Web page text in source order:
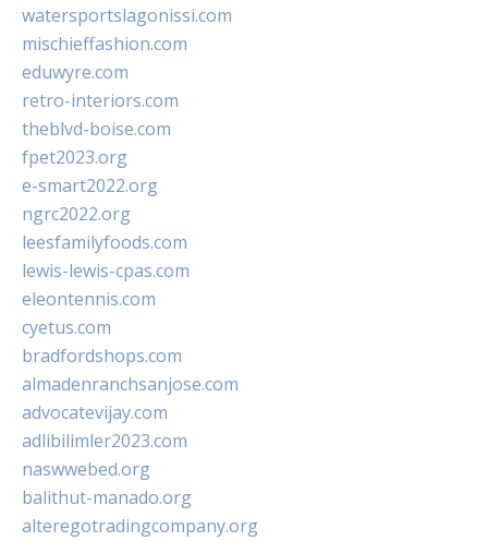
watersportslagonissi.com
mischieffashion.com
eduwyre.com
retro-interiors.com
theblvd-boise.com
fpet2023.org
e-smart2022.org
ngrc2022.org
leesfamilyfoods.com
lewis-lewis-cpas.com
eleontennis.com
cyetus.com
bradfordshops.com
almadenranchsanjose.com
advocatevijay.com
adlibilimler2023.com
naswwebed.org
balithut-manado.org
alteregotradingcompany.org